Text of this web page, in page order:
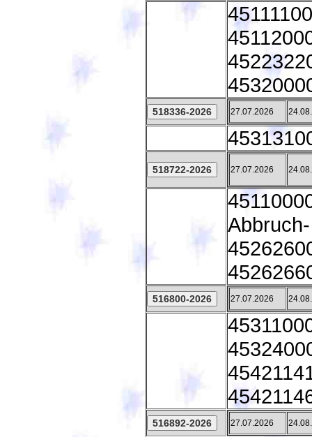
27.07.2026
27.07.2026
27.07.2026
27.07.2026